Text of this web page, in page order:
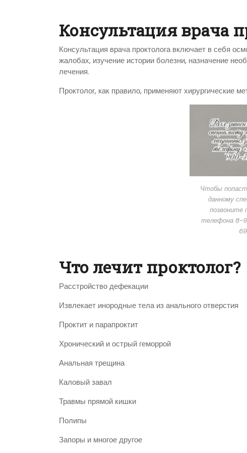
Консультация врача
Консультация врача проктолога включает в себя
жалобах, изучение истории болезни, назначение
лечения.
Проктолог, как правило, применяют хирургические
Чтобы
данному
позвоните
телефона 8-
69
Что лечит проктолог?
Расстройство дефекации
Извлекает инородные тела из анального отверстия
Проктит и парапроктит
Хронический и острый геморрой
Анальная трещина
Каловый завал
Травмы прямой кишки
Полипы
Запоры и многое другое